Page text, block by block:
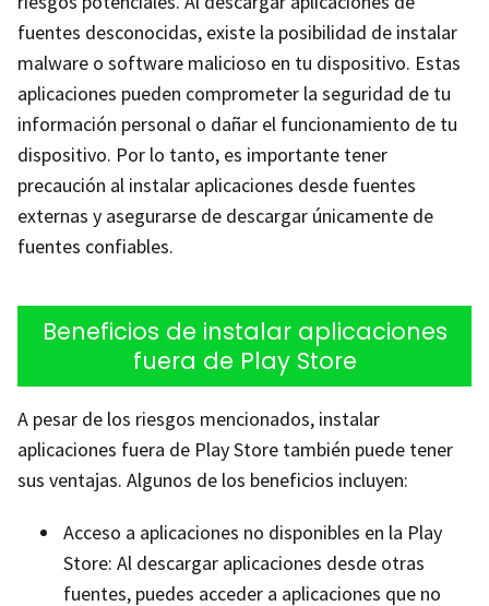
fuentes desconocidas, existe la posibilidad de instalar
malware o software malicioso en tu dispositivo. Estas
aplicaciones pueden comprometer la seguridad de tu
información personal o dañar el funcionamiento de tu
dispositivo. Por lo tanto, es importante tener
precaución al instalar aplicaciones desde fuentes
externas y asegurarse de descargar únicamente de
fuentes confiables.
Beneficios de instalar aplicaciones
fuera de Play Store
A pesar de los riesgos mencionados, instalar
aplicaciones fuera de Play Store también puede tener
sus ventajas. Algunos de los beneficios incluyen:
Acceso a aplicaciones no disponibles en la Play
Store: Al descargar aplicaciones desde otras
fuentes, puedes acceder a aplicaciones que no